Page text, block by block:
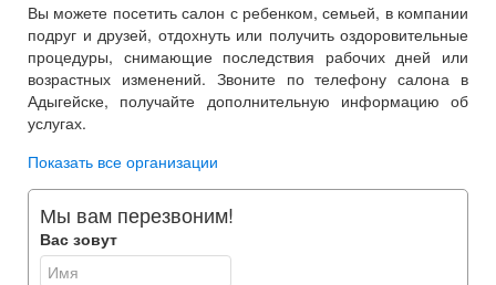
Вы можете посетить салон с ребенком, семьей, в компании
подруг и друзей, отдохнуть или получить оздоровительные
процедуры, снимающие последствия рабочих дней или
возрастных изменений. Звоните по телефону салона в
Адыгейске, получайте дополнительную информацию об
услугах.
Показать все организации
Мы вам перезвоним!
Вас зовут